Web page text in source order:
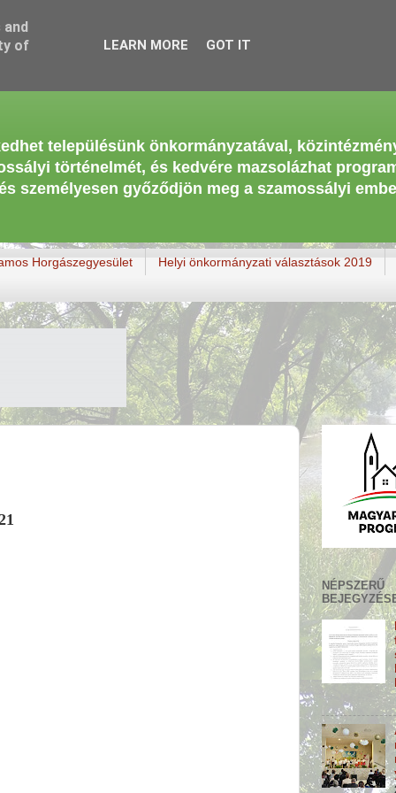
településünk önkormányzatával,
történelmét, és kedvére mazsolázhat
személyesen győződjön meg a szamossályi
Horgászegyesület
Helyi önkormányzati választások 2019
NÉPSZERŰ
of
LEARN MORE GOT IT